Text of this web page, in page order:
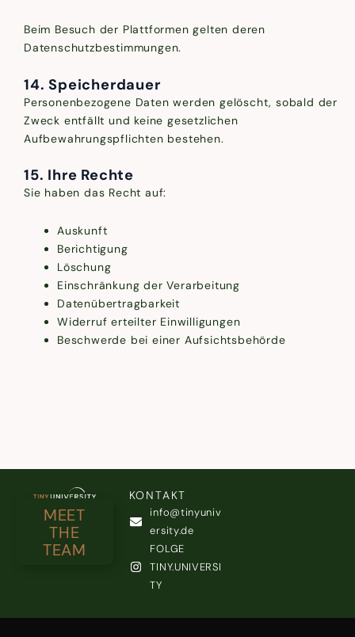
Beim Besuch der Plattformen gelten deren
Datenschutzbestimmungen.
14. Speicherdauer
Personenbezogene Daten werden gelöscht, sobald der
Zweck entfällt und keine gesetzlichen
Aufbewahrungspflichten bestehen.
15. Ihre Rechte
Sie haben das Recht auf:
Auskunft
Berichtigung
Löschung
Einschränkung der Verarbeitung
Datenübertragbarkeit
Widerruf erteilter Einwilligungen
Beschwerde bei einer Aufsichtsbehörde
MEET
THE
TEAM
KONTAKT
info@tinyuniv
ersity.de
FOLGE
TINY.UNIVERSI
TY